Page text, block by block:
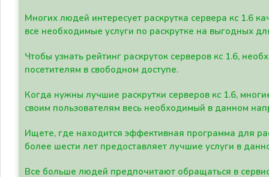
Многих людей интересует раскрутка сервера кс 1.6
все необходимые услуги по раскрутке на выгодных
Чтобы узнать рейтинг раскруток серверов кс 1.6,
посетителям в свободном доступе.
Когда нужны лучшие раскрутки серверов кс 1.6,
своим пользователям весь необходимый в данном
Ищете, где находится эффективная программа для
более шести лет предоставляет лучшие услуги в
Все больше людей предпочитают обращаться в